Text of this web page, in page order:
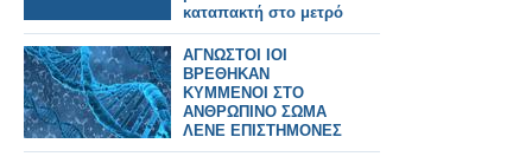
καταπακτή στο μετρό
ΑΓΝΩΣΤΟΙ ΙΟΙ
ΒΡΕΘΗΚΑΝ
ΚΥΜΜΕΝΟΙ ΣΤΟ
ΑΝΘΡΩΠΙΝΟ ΣΩΜΑ
ΛΕΝΕ ΕΠΙΣΤΗΜΟΝΕΣ